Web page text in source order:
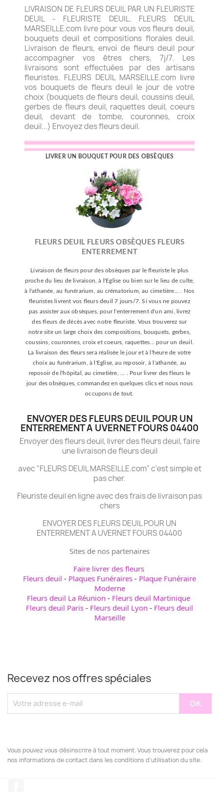
LIVRAISON DE FLEURS DEUIL PAR UN FLEURISTE
DEUIL - FLEURISTE DEUIL. FLEURS DEUIL
MARSEILLE.com livre pour vous vos fleurs deuil,
bouquets deuil et compositions florales deuil.
Livraison de fleurs, envoi de fleurs deuil pour
accompagner vos êtres chers, 7j/7. Les
livraisons sont effectuées par des artisans
fleuristes. FLEURS DEUIL MARSEILLE.com livre
vos bouquets de fleurs deuil le jour de votre
choix (bouquets de fleurs deuil, coussins deuil,
gerbes de fleurs deuil, raquettes deuil, coeurs
deuil, devant de tombe, couronnes, croix
deuil...) Envoyez des fleurs deuil.
LIVRER UN BOUQUET POUR DES OBSÈQUES
FLEURS DEUIL FLEURS OBSÈQUES FLEURS
ENTERREMENT
Livraison de fleurs pour des obsèques par le fleuriste le plus
proche du lieu de livraison, à l'Eglise ou bien sur le lieu de culte,
à l'athanée, au funérarium, au crématorium, au cimetière... . Nos
fleuristes livrent vos fleurs deuil 7 jours/7. Si vous ne pouvez
pas assister aux obsèques, pour l'enterrement d'un ami, livrez
des fleurs de décès avec notre fleuriste. Vous trouverez sur
notre site un large choix des compositions, bouquets, gerbes,
coussins, couronnes, croix et coeurs, raquettes... pour un deuil.
La livraison des fleurs sera réalisée le jour et à l'heure de votre
choix au funérarium, à l'Eglise, au reposoir, à l'athanée, au
reposoir de l'hôpital, au cimetière, ... . Pour livrer des fleurs le
jour des obsèques, commandez en quelques clics et nous nous
occupons de tout.
ENVOYER DES FLEURS DEUIL POUR UN
ENTERREMENT A UVERNET FOURS 04400
Envoyer des fleurs deuil, livrer des fleurs deuil, faire
une livraison de fleurs deuil
avec "FLEURS DEUIL MARSEILLE.com" c'est simple et
pas cher.
Fleuriste deuil en ligne avec des frais de livraison pas
chers
ENVOYER DES FLEURS DEUIL POUR UN
ENTERREMENT A UVERNET FOURS 04400
Sites de nos partenaires
Faire livrer des fleurs
Fleurs deuil - Plaques Funéraires - Plaque Funéraire
Moderne
Fleurs deuil La Réunion - Fleurs deuil Martinique
Fleurs deuil Paris - Fleurs deuil Lyon - Fleurs deuil
Marseille
Recevez nos offres spéciales
Vous pouvez vous désinscrire à tout moment. Vous trouverez pour cela
nos informations de contact dans les conditions d'utilisation du site.